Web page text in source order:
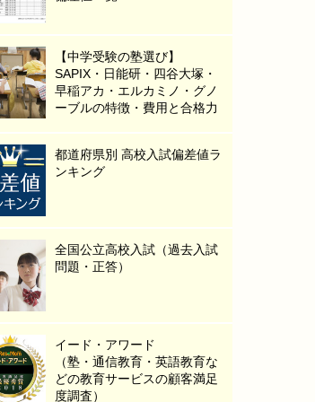
【中学受験の塾選び】
SAPIX・日能研・四谷大塚・
早稲アカ・エルカミノ・グノ
ーブルの特徴・費用と合格力
都道府県別 高校入試偏差値ラ
ンキング
全国公立高校入試（過去入試
問題・正答）
イード・アワード
（塾・通信教育・英語教育な
どの教育サービスの顧客満足
度調査）